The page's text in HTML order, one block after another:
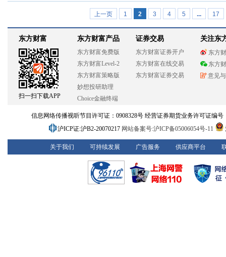
上一页 1 2 3 4 5 ... 17
东方财富
扫一扫下载APP
东方财富产品
东方财富免费版
东方财富Level-2
东方财富策略版
妙想投研助理
Choice金融终端
证券交易
东方财富证券开户
东方财富在线交易
东方财富证券交易
关注东
东方
东方
意见
信息网络传播视听节目许可证：0908328号 经营证券期货业务许可证编号
沪ICP证:沪B2-20070217 网站备案号:沪ICP备05006054号-11
关于我们 可持续发展 广告服务 供应商平台